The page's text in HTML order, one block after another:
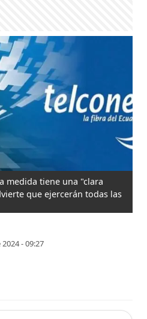
medida tiene una "clara
que ejercerán todas las
- 09:27